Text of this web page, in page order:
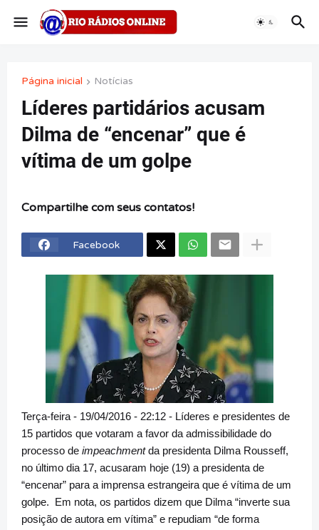
Página inicial Notícias
Líderes partidários acusam
Dilma de “encenar” que é
vítima de um golpe
Compartilhe com seus contatos!
Facebook
Terça-feira - 19/04/2016 - 22:12 - Líderes e presidentes de
15 partidos que votaram a favor da admissibilidade do
processo de impeachmentda presidenta Dilma Rousseff,
no último dia 17, acusaram hoje (19) a presidenta de
“encenar” para a imprensa estrangeira que é vítima de um
golpe. Em nota, os partidos dizem que Dilma “inverte sua
posição de autora em vítima” e repudiam “de forma